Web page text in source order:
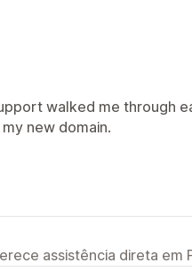
walked me through
new domain.
assistência direta em